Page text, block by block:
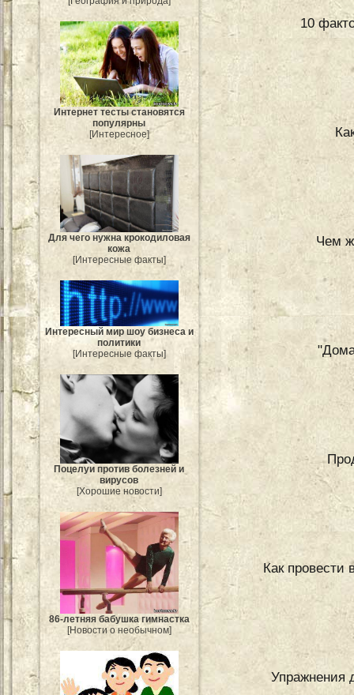
Интернет тесты становятся
популярны
[Интересное]
Для чего нужна крокодиловая
кожа
[Интересные факты]
Интересный мир шоу бизнеса и
политики
[Интересные факты]
Поцелуи против болезней и
вирусов
[Хорошие новости]
86-летняя бабушка гимнастка
[Новости о необычном]
10
Чем
Как провести
Упражнения